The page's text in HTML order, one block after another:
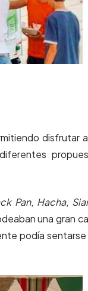
disfrutar
Pan, Hacha,
una gran
podía sentarse